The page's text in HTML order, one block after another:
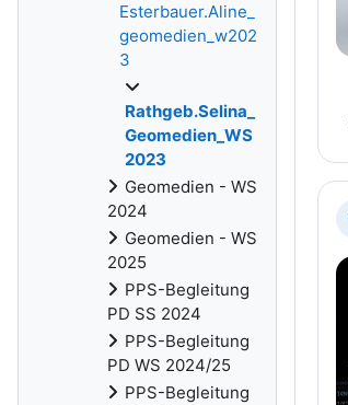
Esterbauer.Aline_
geomedien_w202
3
Rathgeb.Selina_
Geomedien_WS
2023
Geomedien - WS
2024
Geomedien - WS
2025
PPS-Begleitung
PD SS 2024
PPS-Begleitung
PD WS 2024/25
PPS-Begleitung